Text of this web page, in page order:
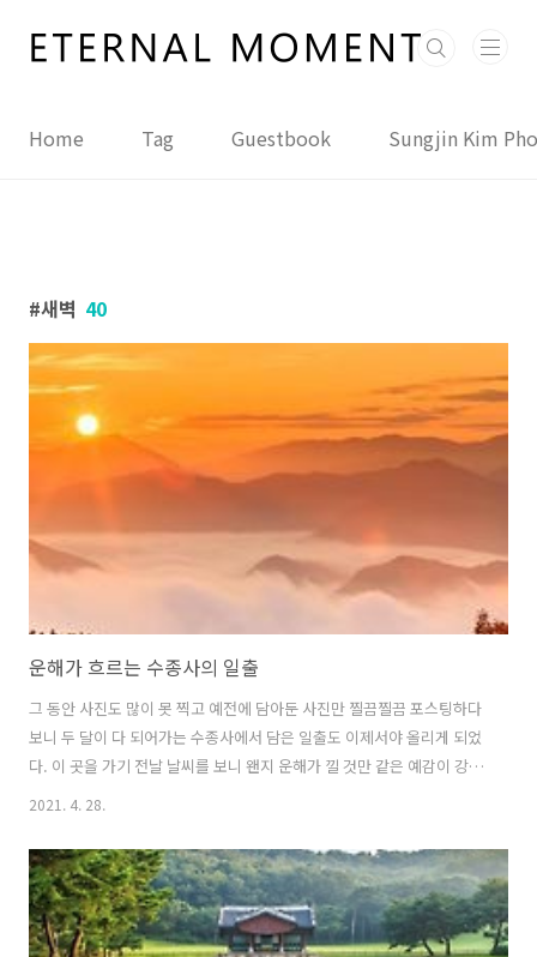
Home Tag Guestbook Sungjin Kim
새벽 40
운해가 흐르는 수종사의 일출
그 동안 사진도 많이 못 찍고 예전에 담아둔 사진만 찔끔찔끔 포스팅하다
보니 두 달이 다 되어가는 수종사에서 담은 일출도 이제서야 올리게 되었
다. 이 곳을 가기 전날 날씨를 보니 왠지 운해가 낄 것만 같은 예감이 강하
게 느껴졌는데 아니나 다를까 시간이 갈수록 운해가 점점 짙어지고 마치
서 사진 찍는 사람이라고는 나 혼자 뿐이어서 일출 무렵의 상쾌함과 습기
가 주는 기분 좋은 느낌을 만끽하며 운해와 일출 삼매경에 빠져들었다.
정적 속에 멀리서 들려오는 목탁 소리와 여명에 이어서 운해 그리고 일출
로 이어지는 광경은 나를 무아지경에 빠지게 만들었다.
2021. 4. 28.